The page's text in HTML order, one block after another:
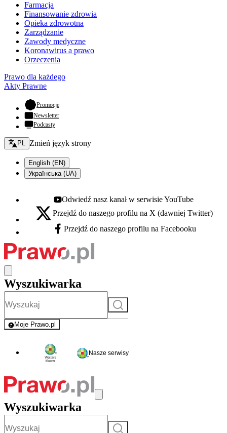
Farmacja
Finansowanie zdrowia
Opieka zdrowotna
Zarządzanie
Zawody medyczne
Koronawirus a prawo
Orzeczenia
Prawo dla każdego
Akty Prawne
Promocje- otwiera się w nowej karcie
Newsletter
Podcasty
Zmień język - bieżący:
PL Zmień język strony
English (EN)
Українська (UA)
Youtube - otwiera się w nowej karcie
Odwiedź nasz kanał w serwisie YouTube
X - otwiera się w nowej karcie
Przejdź do naszego profilu na X (dawniej Twitter)
Facebook - otwiera się w nowej karcie
Przejdź do naszego profilu na Facebooku
Wyszukiwarka
Szukaj
Moje Prawo.pl
- rejestracja i logowanie do serwisu
Nasze serwisy
Wyszukiwarka
Szukaj